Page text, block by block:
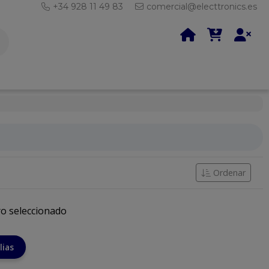
+34 928 11 49 83 comercial@electtronics.es
Ordenar
seleccionado